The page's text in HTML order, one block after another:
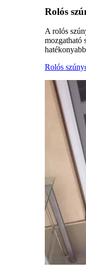
Rolós
A rolós
mozgatható
Rolós